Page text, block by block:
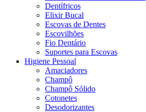
Dentífricos
Elixir Bucal
Escovas de Dentes
Escovilhões
Fio Dentário
Suportes para Escovas
Higiene Pessoal
Amaciadores
Champô
Champô Sólido
Cotonetes
Desodorizantes